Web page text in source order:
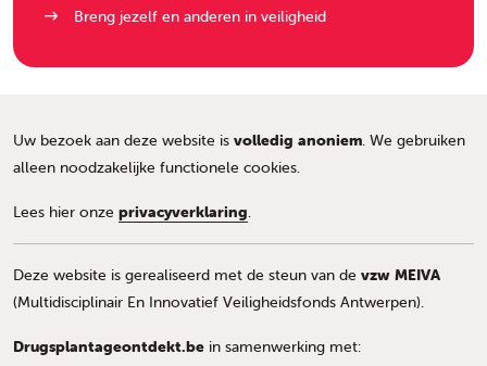
Breng jezelf en anderen in veiligheid
Uw bezoek aan deze website is volledig anoniem. We gebruiken
alleen noodzakelijke functionele cookies.
Lees hier onze privacyverklaring.
Deze website is gerealiseerd met de steun van de vzw MEIVA
(Multidisciplinair En Innovatief Veiligheidsfonds Antwerpen).
Drugsplantageontdekt.be in samenwerking met: